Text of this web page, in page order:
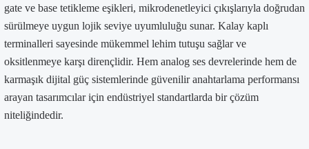
gate ve base tetikleme eşikleri, mikrodenetleyici çıkışlarıyla doğrudan
sürülmeye uygun lojik seviye uyumluluğu sunar. Kalay kaplı
terminalleri sayesinde mükemmel lehim tutuşu sağlar ve
oksitlenmeye karşı dirençlidir. Hem analog ses devrelerinde hem de
karmaşık dijital güç sistemlerinde güvenilir anahtarlama performansı
arayan tasarımcılar için endüstriyel standartlarda bir çözüm
niteliğindedir.